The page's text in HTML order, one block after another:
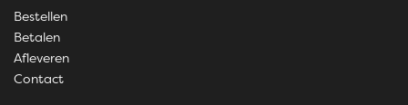
Bestellen
Betalen
Afleveren
Contact